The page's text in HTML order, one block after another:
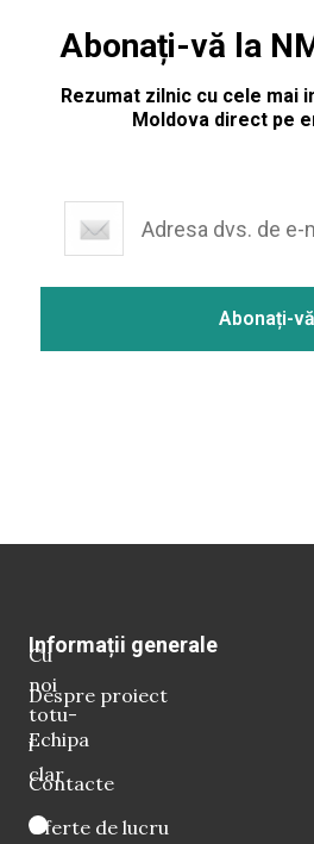
Abonați-vă la
Rezumat zilnic cu cele mai
Moldova direct pe
Cu
noi
totu-
i
clar
Informații generale
Despre proiect
Echipa
Contacte
Oferte de lucru